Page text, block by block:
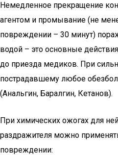
Немедленное прекращение
агентом и промывание (не
повреждении – 30 минут)
водой – это основные
до приезда медиков. При
пострадавшему любое
(Анальгин, Баралгин, Кетанов).
При химических ожогах для
раздражителя можно
повреждении: